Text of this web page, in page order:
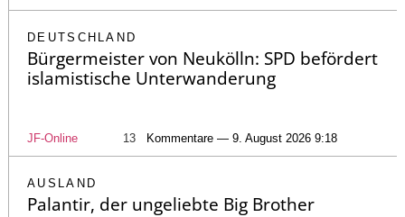
DEUTSCHLAND
Bürgermeister von Neukölln: SPD befördert
islamistische Unterwanderung
JF-Online 13 Kommentare — 9. August 2026 9:18
AUSLAND
Palantir, der ungeliebte Big Brother